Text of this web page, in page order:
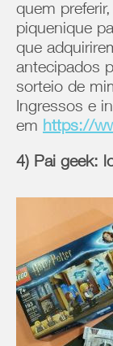
quem
piquenique
que
antecipados
sorteio de
Ingressos e
em https://
4) Pai geek: